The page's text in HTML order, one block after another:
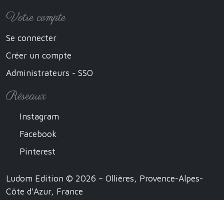
Votre compte
Se connecter
Créer un compte
Administrateurs - SSO
Réseaux
Instagram
Facebook
Pinterest
Ludom Edition © 2026 – Ollières, Provence-Alpes-
Côte d'Azur, France